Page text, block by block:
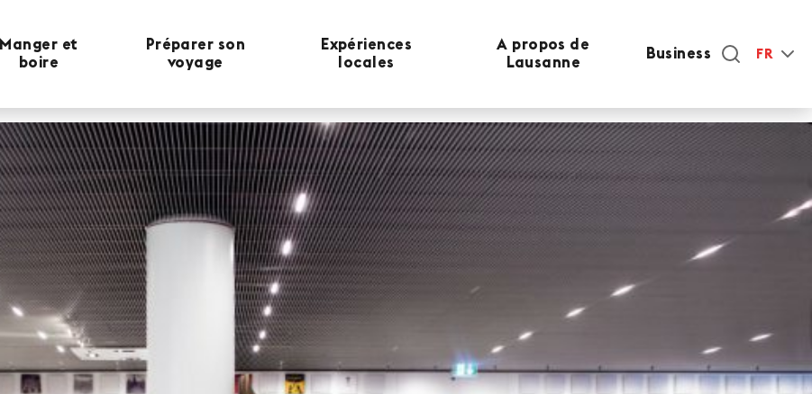
Manger et
boire
Préparer son
voyage
Expériences
locales
A propos de
Lausanne
Business FR